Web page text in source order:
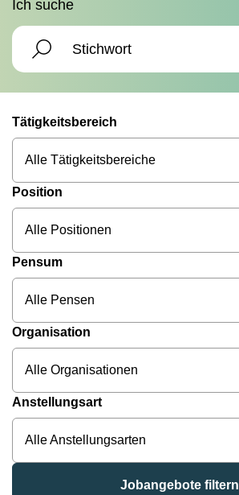
Ich suche
Tätigkeitsbereich
Alle Tätigkeitsbereiche
Position
Alle Positionen
Pensum
Alle Pensen
Organisation
Alle Organisationen
Anstellungsart
Alle Anstellungsarten
Jobangebote filtern